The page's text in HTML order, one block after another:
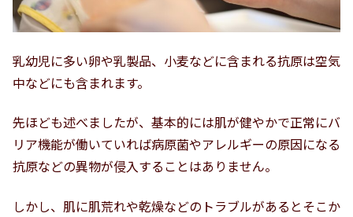
乳幼児に多い卵や乳製品、小麦などに含まれる抗原は空気
中などにも含まれます。
先ほども述べましたが、基本的には肌が健やかで正常にバ
リア機能が働いていれば病原菌やアレルギーの原因になる
抗原などの異物が侵入することはありません。
しかし、肌に肌荒れや乾燥などのトラブルがあるとそこか